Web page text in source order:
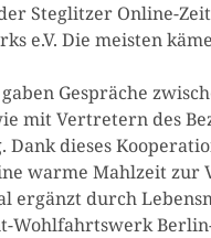
Steglitzer Online-
e.V. Die meisten
Gespräche
mit Vertretern des
dieses
warme Mahlzeit zur
ergänzt durch
Wohlfahrtswerk